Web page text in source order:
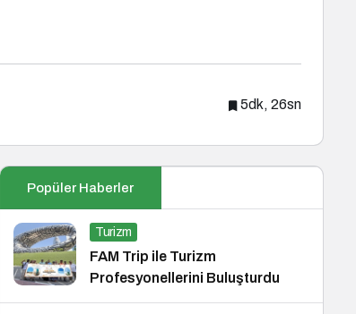
5dk, 26sn
Popüler Haberler
Turizm
FAM Trip ile Turizm
Profesyonellerini Buluşturdu